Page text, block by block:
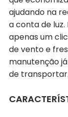
ajudando na
a conta de
apenas um
de vento e
manutenção
de transportar.